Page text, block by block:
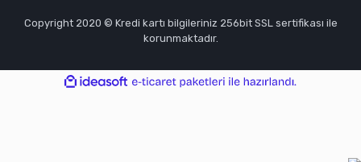
Copyright 2020 © Kredi kartı bilgileriniz 256bit SSL sertifikası ile
korunmaktadır.
ideasoft
e-